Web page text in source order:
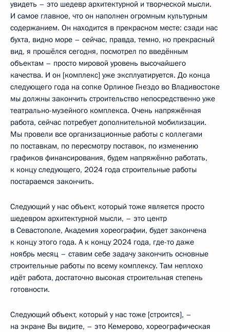
увидеть – это шедевр архитектурной и творческой мысли.
И самое главное, что он наполнен огромным культурным
содержанием. Он находится в прекрасном месте: сзади нас
бухта, видно море – сейчас, правда, темно, но прекрасный
вид, я прошёлся сегодня, посмотрел по введённым
объектам – просто мировой уровень высочайшего
качества. И он [комплекс] уже эксплуатируется. До конца
следующего года на сопке Орлиное Гнездо во Владивостоке
мы должны закончить строительство непосредственно уже
театрально-музейного комплекса. Очень напряжённая
работа, сейчас потребует дополнительной мобилизации.
Мы провели все организационные работы с коллегами
по поставкам, по пересмотру поставок, по изменению
графиков финансирования, будем напряжённо работать,
к концу следующего, 2024 года строительные работы
постараемся закончить.
Следующий у нас объект, который тоже является просто
шедевром архитектурной мысли, – это центр
в Севастополе, Академия хореографии, будет закончена
к концу этого года. А к концу 2024 года, где-то даже
ноябрь месяц – ставим себе задачу закончить основные
строительные работы по всему комплексу. Там неплохо
идёт работа, достаточно высокая строительная степень
готовности.
Следующий объект, который у нас тоже [строится], –
на экране Вы видите, – это Кемерово, хореографическая